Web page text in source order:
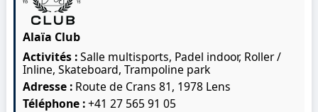
Alaïa Club
Activités :Salle multisports, Padel indoor, Roller /
Inline, Skateboard, Trampoline park
Adresse : Route de Crans 81, 1978 Lens
Téléphone :+41 27 565 91 05